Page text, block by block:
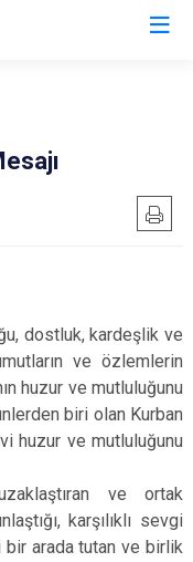
dostluk, kardeşlik ve
ve özlemlerin
huzur ve mutluluğunu
biri olan Kurban
huzur ve mutluluğunu
ve ortak
karşılıklı sevgi
bir arada tutan ve birlik